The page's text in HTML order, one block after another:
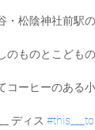
・松陰神社前駅
のものとこどもの
コーヒーのある
ディス